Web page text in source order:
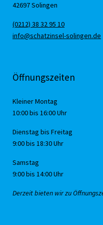
42697 Solingen
(0212) 38 32 95 10
info@schatzinsel-solingen.de
Öffnungszeiten
Kleiner Montag
10:00 bis 16:00 Uhr
Dienstag bis Freitag
9:00 bis 18:30 Uhr
Samstag
9:00 bis 14:00 Uhr
Derzeit bieten wir zu